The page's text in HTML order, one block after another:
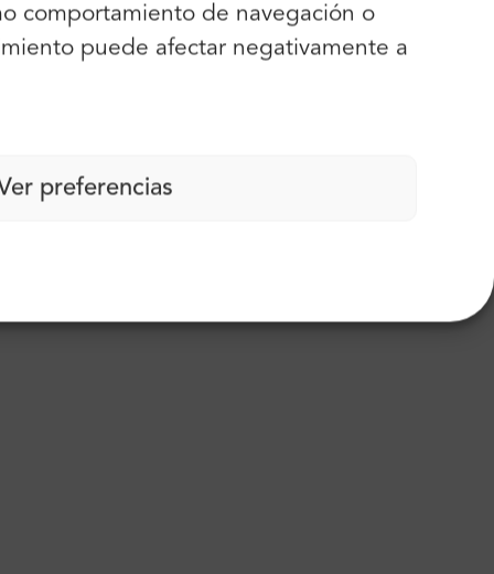
comportamiento de navegación o
puede afectar negativamente a
preferencias